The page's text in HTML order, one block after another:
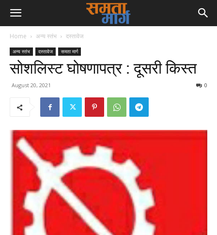
Home अन्य स्तंभ दस्तावेज
अन्य स्तंभ दस्तावेज समता मार्ग
सोशलिस्ट घोषणापत्र : दूसरी किस्त
August 20, 2021 0